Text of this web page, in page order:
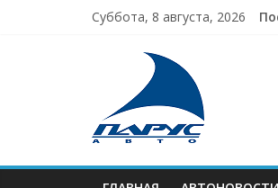
Суббота, 8 августа, 2026
тренде